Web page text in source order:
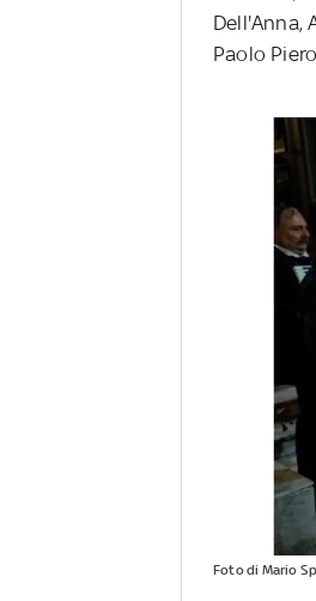
Dell'Anna,
Paolo
Foto di Mario